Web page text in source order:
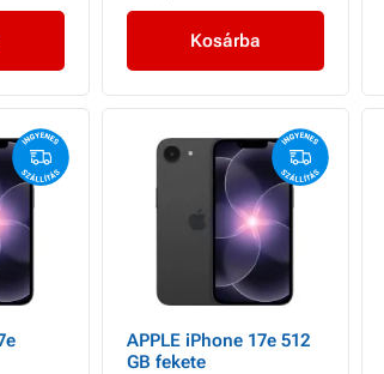
Kosárba
APPLE iPhone 17e 512
GB fekete